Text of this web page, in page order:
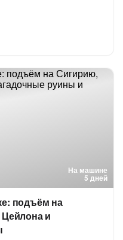
На машине
5 дней
подъём на
и